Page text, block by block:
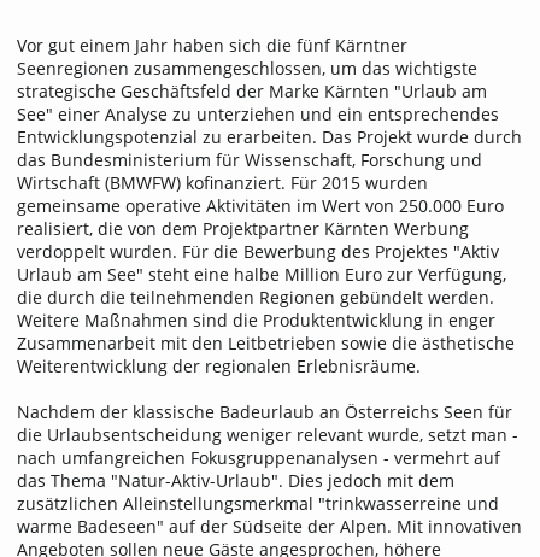
Vor gut einem Jahr haben sich die fünf Kärntner
Seenregionen zusammengeschlossen, um das wichtigste
strategische Geschäftsfeld der Marke Kärnten "Urlaub am
See" einer Analyse zu unterziehen und ein entsprechendes
Entwicklungspotenzial zu erarbeiten. Das Projekt wurde durch
das Bundesministerium für Wissenschaft, Forschung und
Wirtschaft (BMWFW) kofinanziert. Für 2015 wurden
gemeinsame operative Aktivitäten im Wert von 250.000 Euro
realisiert, die von dem Projektpartner Kärnten Werbung
verdoppelt wurden. Für die Bewerbung des Projektes "Aktiv
Urlaub am See" steht eine halbe Million Euro zur Verfügung,
die durch die teilnehmenden Regionen gebündelt werden.
Weitere Maßnahmen sind die Produktentwicklung in enger
Zusammenarbeit mit den Leitbetrieben sowie die ästhetische
Weiterentwicklung der regionalen Erlebnisräume.
Nachdem der klassische Badeurlaub an Österreichs Seen für
die Urlaubsentscheidung weniger relevant wurde, setzt man -
nach umfangreichen Fokusgruppenanalysen - vermehrt auf
das Thema "Natur-Aktiv-Urlaub". Dies jedoch mit dem
zusätzlichen Alleinstellungsmerkmal "trinkwasserreine und
warme Badeseen" auf der Südseite der Alpen. Mit innovativen
Angeboten sollen neue Gäste angesprochen, höhere